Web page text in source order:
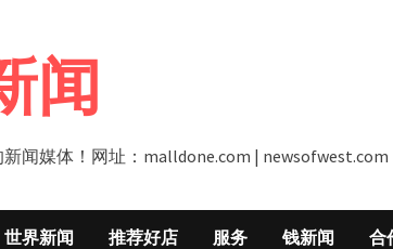
闻
闻媒体！网址：malldone.com | newsofwest.com
世界新闻 推荐好店 服务 钱新闻 合